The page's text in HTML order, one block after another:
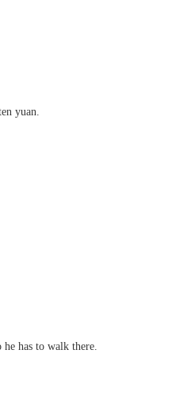
yuan.
has to walk there.